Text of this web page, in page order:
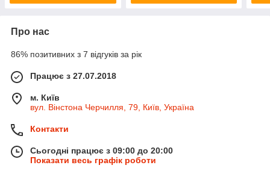
Про нас
86% позитивних з 7 відгуків за рік
Працює з 27.07.2018
м. Київ
вул. Вінстона Черчилля, 79, Київ, Україна
Контакти
Сьогодні працює з 09:00 до 20:00
Показати весь графік роботи